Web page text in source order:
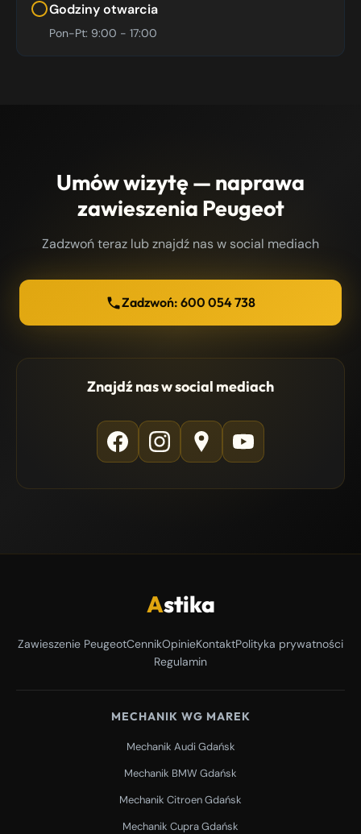
Godziny otwarcia
Pon-Pt: 9:00 - 17:00
Umów wizytę — naprawa
zawieszenia Peugeot
Zadzwoń teraz lub znajdź nas w social mediach
Zadzwoń: 600 054 738
Znajdź nas w social mediach
Astika
Zawieszenie PeugeotCennikOpinieKontaktPolityka prywatności
Regulamin
MECHANIK WG MAREK
Mechanik Audi Gdańsk
Mechanik BMW Gdańsk
Mechanik Citroen Gdańsk
Mechanik Cupra Gdańsk